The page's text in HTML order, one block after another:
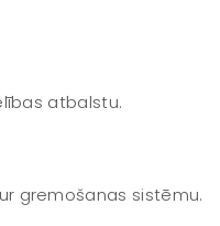
atbalstu.
gremošanas sistēmu.